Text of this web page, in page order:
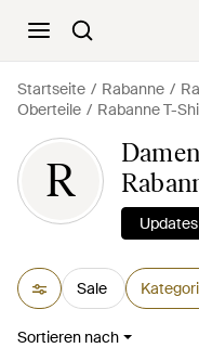
Startseite Rabanne
Oberteile
Rabanne T-
R
Sale
Sortieren nach